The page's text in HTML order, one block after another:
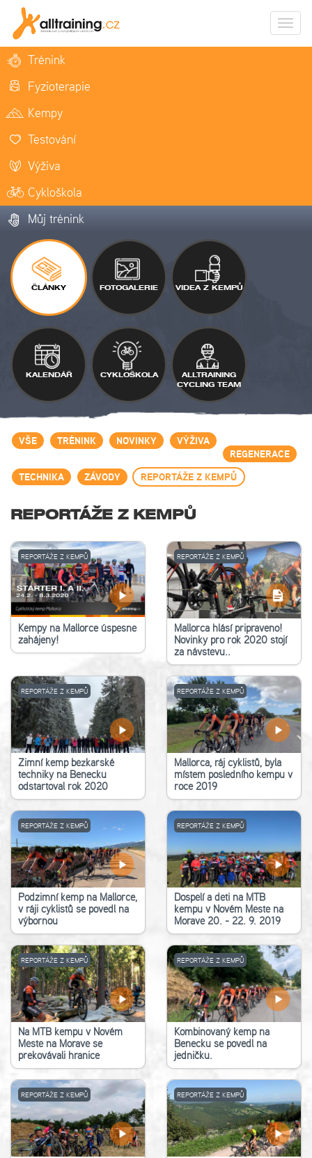
Trénink
Fyzioterapie
Kempy
Testování
Výživa
Cykloškola
Můj trénink
ČLÁNKY FOTOGALERIE VIDEA Z KEMPŮ
KALENDÁŘ CYKLOŠKOLA
ALLTRAINING
CYCLING TEAM
VŠE TRÉNINK NOVINKY
VÝŽIVA
REGENERACE
TECHNIKA ZÁVODY REPORTÁŽE Z KEMPŮ
REPORTÁŽE Z KEMPŮ
REPORTÁŽE Z KEMPŮ
Kempy na Mallorce úspěšně
zahájeny!
REPORTÁŽE Z KEMPŮ
Mallorca hlásí připraveno!
Novinky pro rok 2020 stojí
za návštěvu..
REPORTÁŽE Z KEMPŮ
Zimní kemp běžkařské
techniky na Benecku
odstartoval rok 2020
REPORTÁŽE Z KEMPŮ
Mallorca, ráj cyklistů, byla
místem posledního kempu v
roce 2019
REPORTÁŽE Z KEMPŮ
Podzimní kemp na Mallorce,
v ráji cyklistů se povedl na
výbornou
REPORTÁŽE Z KEMPŮ
Dospělí a děti na MTB
kempu v Novém Městě na
Moravě 20. - 22. 9. 2019
REPORTÁŽE Z KEMPŮ
Na MTB kempu v Novém
Městě na Moravě se
překovávali hranice
REPORTÁŽE Z KEMPŮ
Kombinovaný kemp na
Benecku se povedl na
jedničku.
REPORTÁŽE Z KEMPŮ REPORTÁŽE Z KEMPŮ